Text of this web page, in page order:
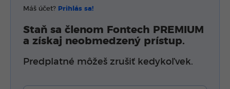
Máš účet? Prihlás sa!
Staň sa členom Fontech PREMIUM
a získaj neobmedzený prístup.
Predplatné môžeš zrušiť kedykoľvek.